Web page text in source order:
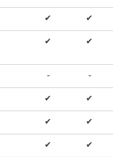
✔ ✔
✔ ✔
- -
✔ ✔
✔ ✔
✔ ✔